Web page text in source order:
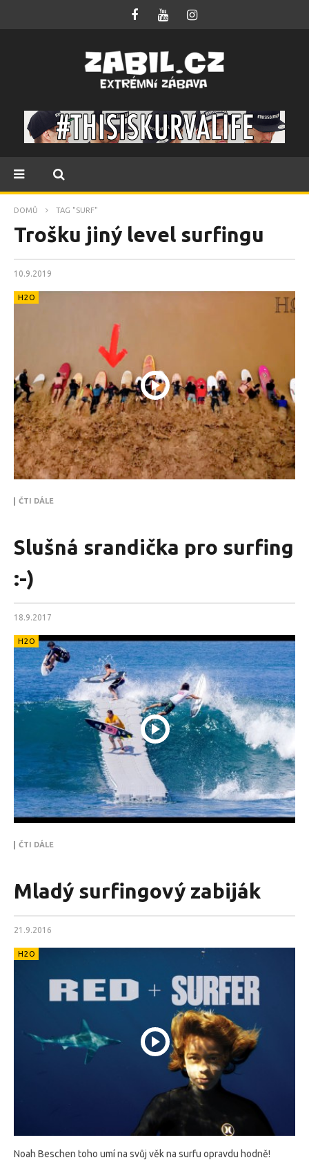
DOMŮ TAG "SURF"
Trošku jiný level surfingu
10.9.2019
H2O
ČTI DÁLE
Slušná srandička pro surfing
:-)
18.9.2017
H2O
ČTI DÁLE
Mladý surfingový zabiják
21.9.2016
H2O
Noah Beschen toho umí na svůj věk na surfu opravdu hodně!